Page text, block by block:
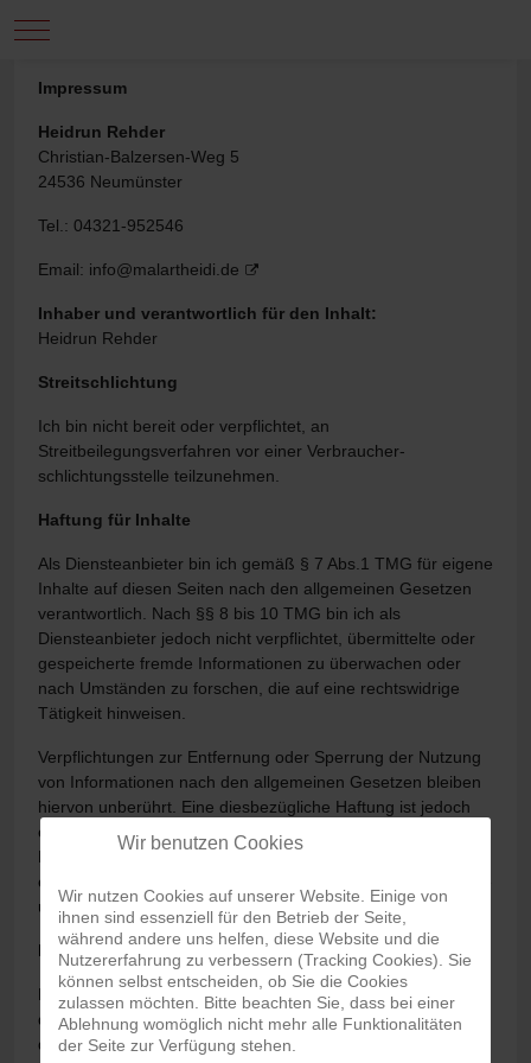
Mobile Menu Toggle
Impressum
Heidrun Rehder
Christian-Balzersen-Weg 5
24536 Neumünster
Tel.: 04321-952546
Email: info@malartheidi.de
Inhaber und verantwortlich für den Inhalt:
Heidrun Rehder
Streitschlichtung
Ich bin nicht bereit oder verpflichtet, an
Streitbeilegungsverfahren vor einer Verbraucher­
schlichtungsstelle teilzunehmen.
Haftung für Inhalte
Als Diensteanbieter bin ich gemäß § 7 Abs.1 TMG für eigene
Inhalte auf diesen Seiten nach den allgemeinen Gesetzen
verantwortlich. Nach §§ 8 bis 10 TMG bin ich als
Diensteanbieter jedoch nicht verpflichtet, übermittelte oder
gespeicherte fremde Informationen zu überwachen oder
nach Umständen zu forschen, die auf eine rechtswidrige
Tätigkeit hinweisen.
Verpflichtungen zur Entfernung oder Sperrung der Nutzung
von Informationen nach den allgemeinen Gesetzen bleiben
hiervon unberührt. Eine diesbezügliche Haftung ist jedoch
erst ab dem Zeitpunkt der Kenntnis einer konkreten
Rechtsverletzung möglich. Bei Bekanntwerden von
entsprechenden Rechtsverletzungen werde ich diese Inhalte
umgehend entfernen.
Haftung für Links
Mein Angebot enthält Links zu externen Websites Dritter, auf
deren Inhalte ich keinen Einfluss habe. Deshalb kann ich für
diese fremden Inhalte auch keine Gewähr übernehmen. Für
Wir benutzen Cookies
Wir nutzen Cookies auf unserer Website. Einige von
ihnen sind essenziell für den Betrieb der Seite,
während andere uns helfen, diese Website und die
Nutzererfahrung zu verbessern (Tracking Cookies). Sie
können selbst entscheiden, ob Sie die Cookies
zulassen möchten. Bitte beachten Sie, dass bei einer
Ablehnung womöglich nicht mehr alle Funktionalitäten
der Seite zur Verfügung stehen.